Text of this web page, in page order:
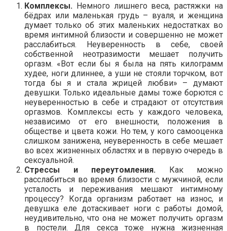
Комплексы. Немного лишнего веса, растяжки на
бёдрах или маленькая грудь – вуаля, и женщина
думает только об этих маленьких недостатках во
время интимной близости и совершенно не может
расслабиться. Неуверенность в себе, своей
собственной неотразимости мешает получить
оргазм. «Вот если бы я была на пять килограмм
худее, ноги длиннее, а уши не стояли торчком, вот
тогда бы я и стала жрицей любви» – думают
девушки. Только идеальные дамы тоже борются с
неуверенностью в себе и страдают от отсутствия
оргазмов. Комплексы есть у каждого человека,
независимо от его внешности, положения в
обществе и цвета кожи. Но тем, у кого самооценка
слишком занижена, неуверенность в себе мешает
во всех жизненных областях и в первую очередь в
сексуальной.
Стрессы и переутомления. Как можно
расслабиться во время близости с мужчиной, если
усталость и переживания мешают интимному
процессу? Когда организм работает на износ, и
девушка еле дотаскивает ноги с работы домой,
неудивительно, что она не может получить оргазм
в постели. Для секса тоже нужна жизненная